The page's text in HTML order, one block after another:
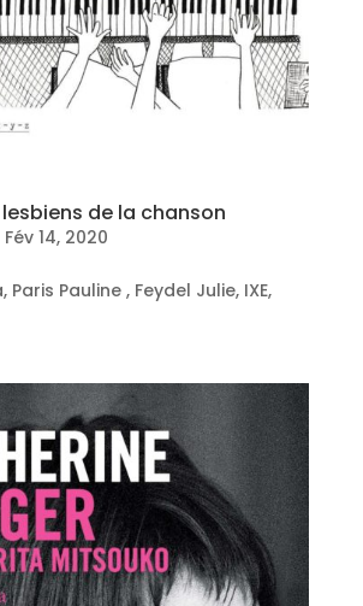
de la chanson
Fév 14, 2020
Pauline , Feydel Julie, IXE,